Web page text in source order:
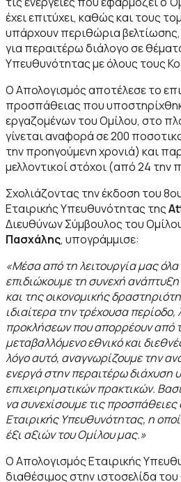
έχει επιτύχει, καθώς και τους
υπάρχουν περιθώρια
για περαιτέρω διάλογο σε
Υπευθυνότητας με όλους τους
Ο Απολογισμός αποτέλεσε το
προσπάθειας που
εργαζομένων του Ομίλου, στο
γίνεται αναφορά σε 200
την προηγούμενη χρονιά) και
μελλοντικοί στόχοι (από 24 την
Σχολιάζοντας την έκδοση του
Εταιρικής Υπευθυνότητας της
Διευθύνων Σύμβουλος του
Πασχάλης, υπογράμμισε:
«Μέσα από τη λειτουργία μας
επιδιώκουμε τη συνεχή ανάπτυξη
και της οικονομικής
ιδιαίτερα την τρέχουσα περίοδο,
προκλήσεων που απορρέουν από
μεταβαλλόμενο εθνικό και
λόγο αυτό, αναγνωρίζουμε την
ενεργά στην περαιτέρω διάχυση
επιχειρηματικών πρακτικών.
να συνεχίσουμε τις
Εταιρικής Υπευθυνότητας, η
έξι αξιών του Ομίλου μας.»
Ο Απολογισμός Εταιρικής
διαθέσιμος στην ιστοσελίδα